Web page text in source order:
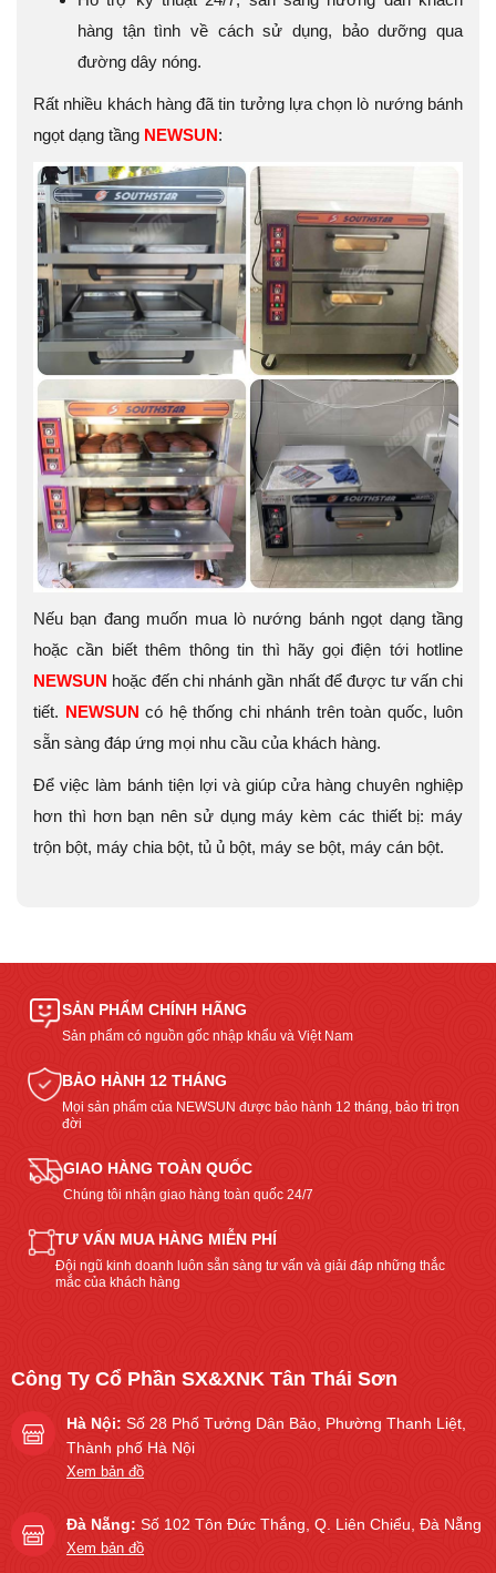
hàng tận tình về cách sử dụng, bảo dưỡng qua
đường dây nóng.
Rất nhiều khách hàng đã tin tưởng lựa chọn lò nướng bánh
ngọt dạng tầng NEWSUN:
Nếu bạn đang muốn mua lò nướng bánh ngọt dạng tầng
hoặc cần biết thêm thông tin thì hãy gọi điện tới hotline
NEWSUN hoặc đến chi nhánh gần nhất để được tư vấn chi
tiết. NEWSUN có hệ thống chi nhánh trên toàn quốc, luôn
sẵn sàng đáp ứng mọi nhu cầu của khách hàng.
Để việc làm bánh tiện lợi và giúp cửa hàng chuyên nghiệp
hơn thì hơn bạn nên sử dụng máy kèm các thiết bị: máy
trộn bột, máy chia bột, tủ ủ bột, máy se bột, máy cán bột.
SẢN PHẨM CHÍNH HÃNG
Sản phẩm có nguồn gốc nhập khẩu và Việt Nam
BẢO HÀNH 12 THÁNG
Mọi sản phẩm của NEWSUN được bảo hành 12 tháng, bảo trì trọn
đời
GIAO HÀNG TOÀN QUỐC
Chúng tôi nhận giao hàng toàn quốc 24/7
TƯ VẤN MUA HÀNG MIỄN PHÍ
Đội ngũ kinh doanh luôn sẵn sàng tư vấn và giải đáp những thắc
mắc của khách hàng
Công Ty Cổ Phần SX&XNK Tân Thái Sơn
Hà Nội: Số 28 Phố Tưởng Dân Bảo, Phường Thanh Liệt,
Thành phố Hà Nội
Xem bản đồ
Đà Nẵng: Số 102 Tôn Đức Thắng, Q. Liên Chiểu, Đà Nẵng
Xem bản đồ